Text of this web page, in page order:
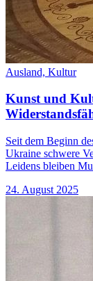
Ausland, Kultur
Kunst und
Seit dem Beginn
Ukraine schwere
Leidens bleiben
24. August 2025